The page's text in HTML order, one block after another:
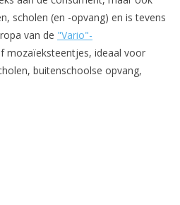
scholen (en -opvang) en is tevens
van de "Vario"-
mozaïeksteentjes, ideaal voor
buitenschoolse opvang,